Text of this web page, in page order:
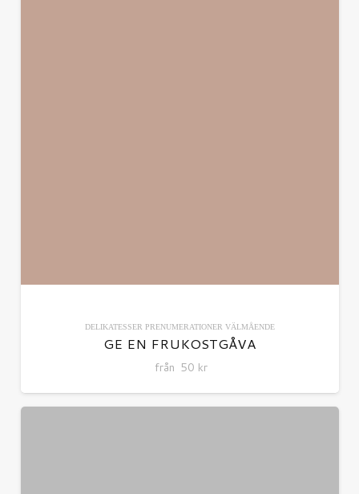
DELIKATESSER PRENUMERATIONER VÄLMÅENDE
GE EN FRUKOSTGÅVA
från 50 kr